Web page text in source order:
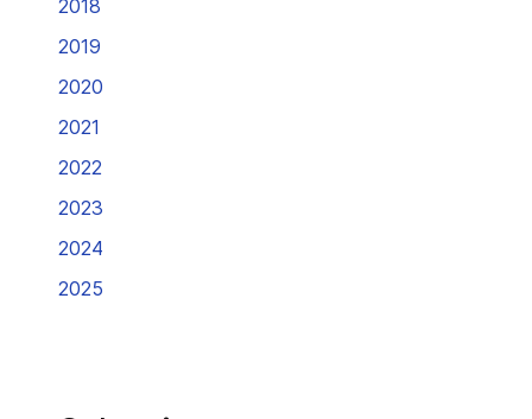
2018
2019
2020
2021
2022
2023
2024
2025